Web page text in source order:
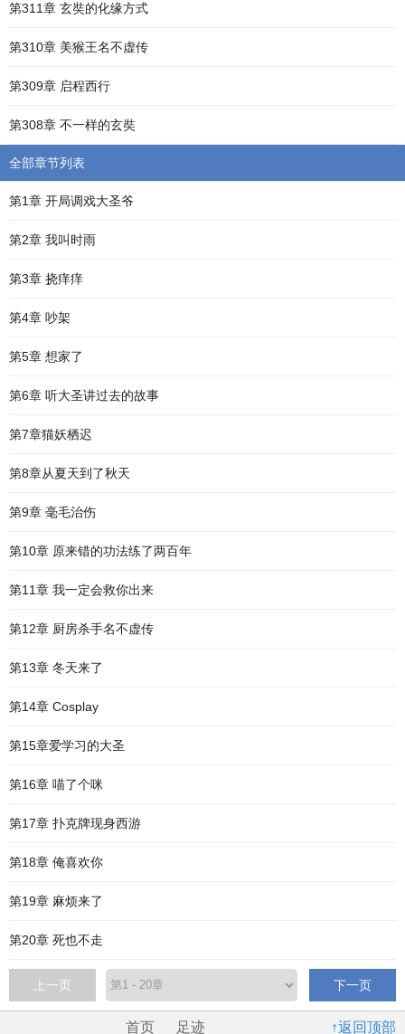
第311章 玄奘的化缘方式
第310章 美猴王名不虚传
第309章 启程西行
第308章 不一样的玄奘
全部章节列表
第1章 开局调戏大圣爷
第2章 我叫时雨
第3章 挠痒痒
第4章 吵架
第5章 想家了
第6章 听大圣讲过去的故事
第7章猫妖栖迟
第8章从夏天到了秋天
第9章 毫毛治伤
第10章 原来错的功法练了两百年
第11章 我一定会救你出来
第12章 厨房杀手名不虚传
第13章 冬天来了
第14章 Cosplay
第15章爱学习的大圣
第16章 喵了个咪
第17章 扑克牌现身西游
第18章 俺喜欢你
第19章 麻烦来了
第20章 死也不走
上一页 下一页
↑返回顶部
首页 足迹